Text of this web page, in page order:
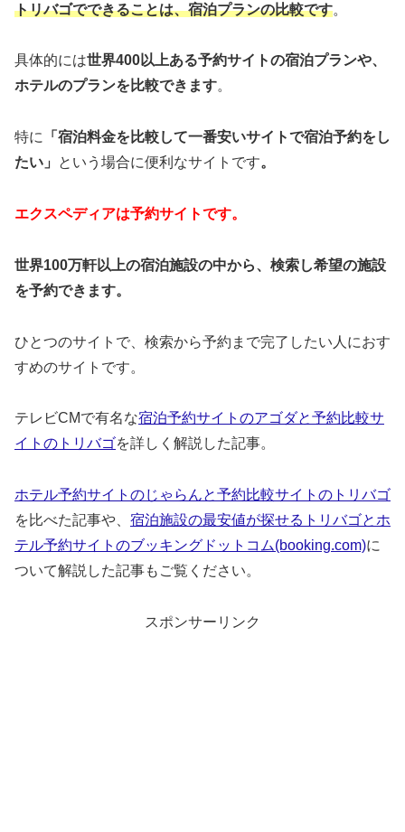
トリバゴでできることは、宿泊プランの比較です。
具体的には世界400以上ある予約サイトの宿泊プランや、
ホテルのプランを比較できます。
特に
「宿泊料金を比較して一番安いサイトで宿泊予約をし
たい」
という場合に便利なサイトです。
エクスペディアは予約サイトです。
世界100万軒以上の宿泊施設の中から、検索し希望の施設
を予約できます。
ひとつのサイトで、検索から予約まで完了したい人におす
すめのサイトです。
テレビCMで有名な宿泊予約サイトのアゴダと予約比較サ
イトのトリバゴを詳しく解説した記事。
ホテル予約サイトのじゃらんと予約比較サイトのトリバゴ
を比べた記事や、 宿泊施設の最安値が探せるトリバゴとホ
テル予約サイトのブッキングドットコム(booking.com)に
ついて解説した記事もご覧ください。
スポンサーリンク